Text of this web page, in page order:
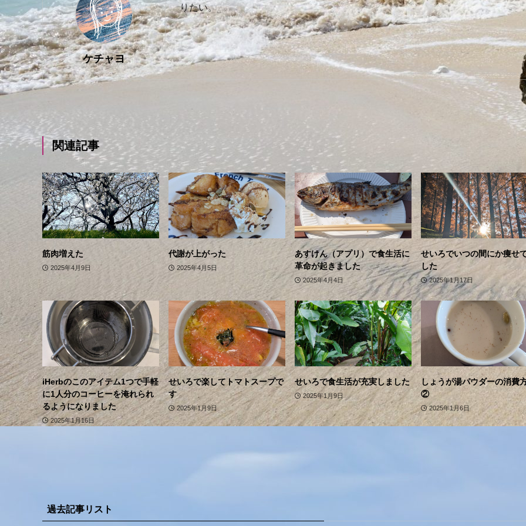
ケチャヨ
りたい。
関連記事
筋肉増えた
2025年4月9日
代謝が上がった
2025年4月5日
あすけん（アプリ）で食生活に
革命が起きました
2025年4月4日
せいろでいつの間にか痩せ
した
2025年1月17日
iHerbのこのアイテム1つで手軽
に1人分のコーヒーを淹れられ
るようになりました
2025年1月16日
せいろで楽してトマトスープで
す
2025年1月9日
せいろで食生活が充実しました
2025年1月9日
しょうが湯パウダーの消費
②
2025年1月6日
過去記事リスト